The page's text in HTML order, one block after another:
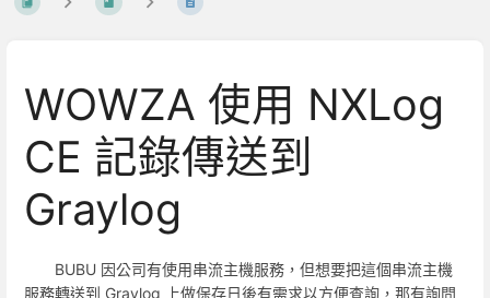
WOWZA 使用 NXLog
CE 記錄傳送到
Graylog
BUBU 因公司有使用串流主機服務，但想要把這個串流主機
服務轉送到 Graylog 上做保存日後有需求以方便查詢，那有詢問